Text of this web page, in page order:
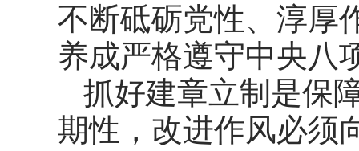
不断砥砺党性、淳厚
养成严格遵守中央八
抓好建章立制是保
期性，改进作风必须